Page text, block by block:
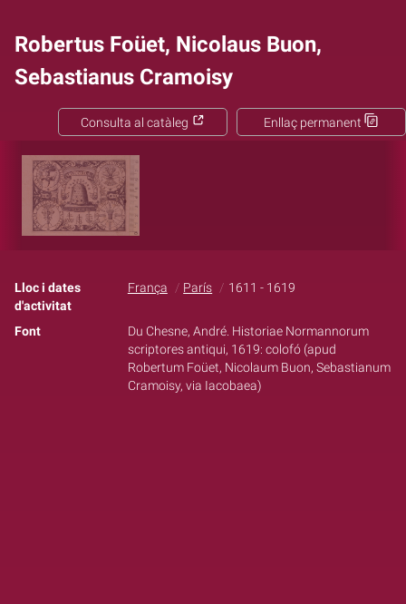
Robertus Foüet, Nicolaus Buon,
Sebastianus Cramoisy
Enllaç permanent
Consulta al catàleg
Lloc i dates
d'activitat
França París 1611 - 1619
Font
Du Chesne, André. Historiae Normannorum
scriptores antiqui, 1619: colofó (apud
Robertum Foüet, Nicolaum Buon, Sebastianum
Cramoisy, via Iacobaea)